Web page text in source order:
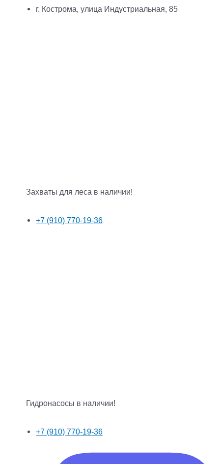
г. Кострома, улица Индустриальная, 85
Захваты для леса в наличии!
+7 (910) 770-19-36
Гидронасосы в наличии!
+7 (910) 770-19-36